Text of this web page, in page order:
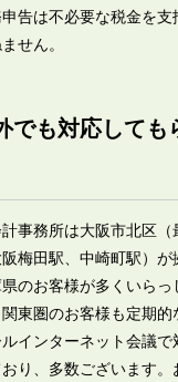
告は不必要な税金を支
せん。
でも対応しても
事務所は大阪市北区（
梅田駅、中崎町駅）が
のお客様が多くいらっ
東圏のお客様も定期的
インターネット会議で
り、多数ございます。